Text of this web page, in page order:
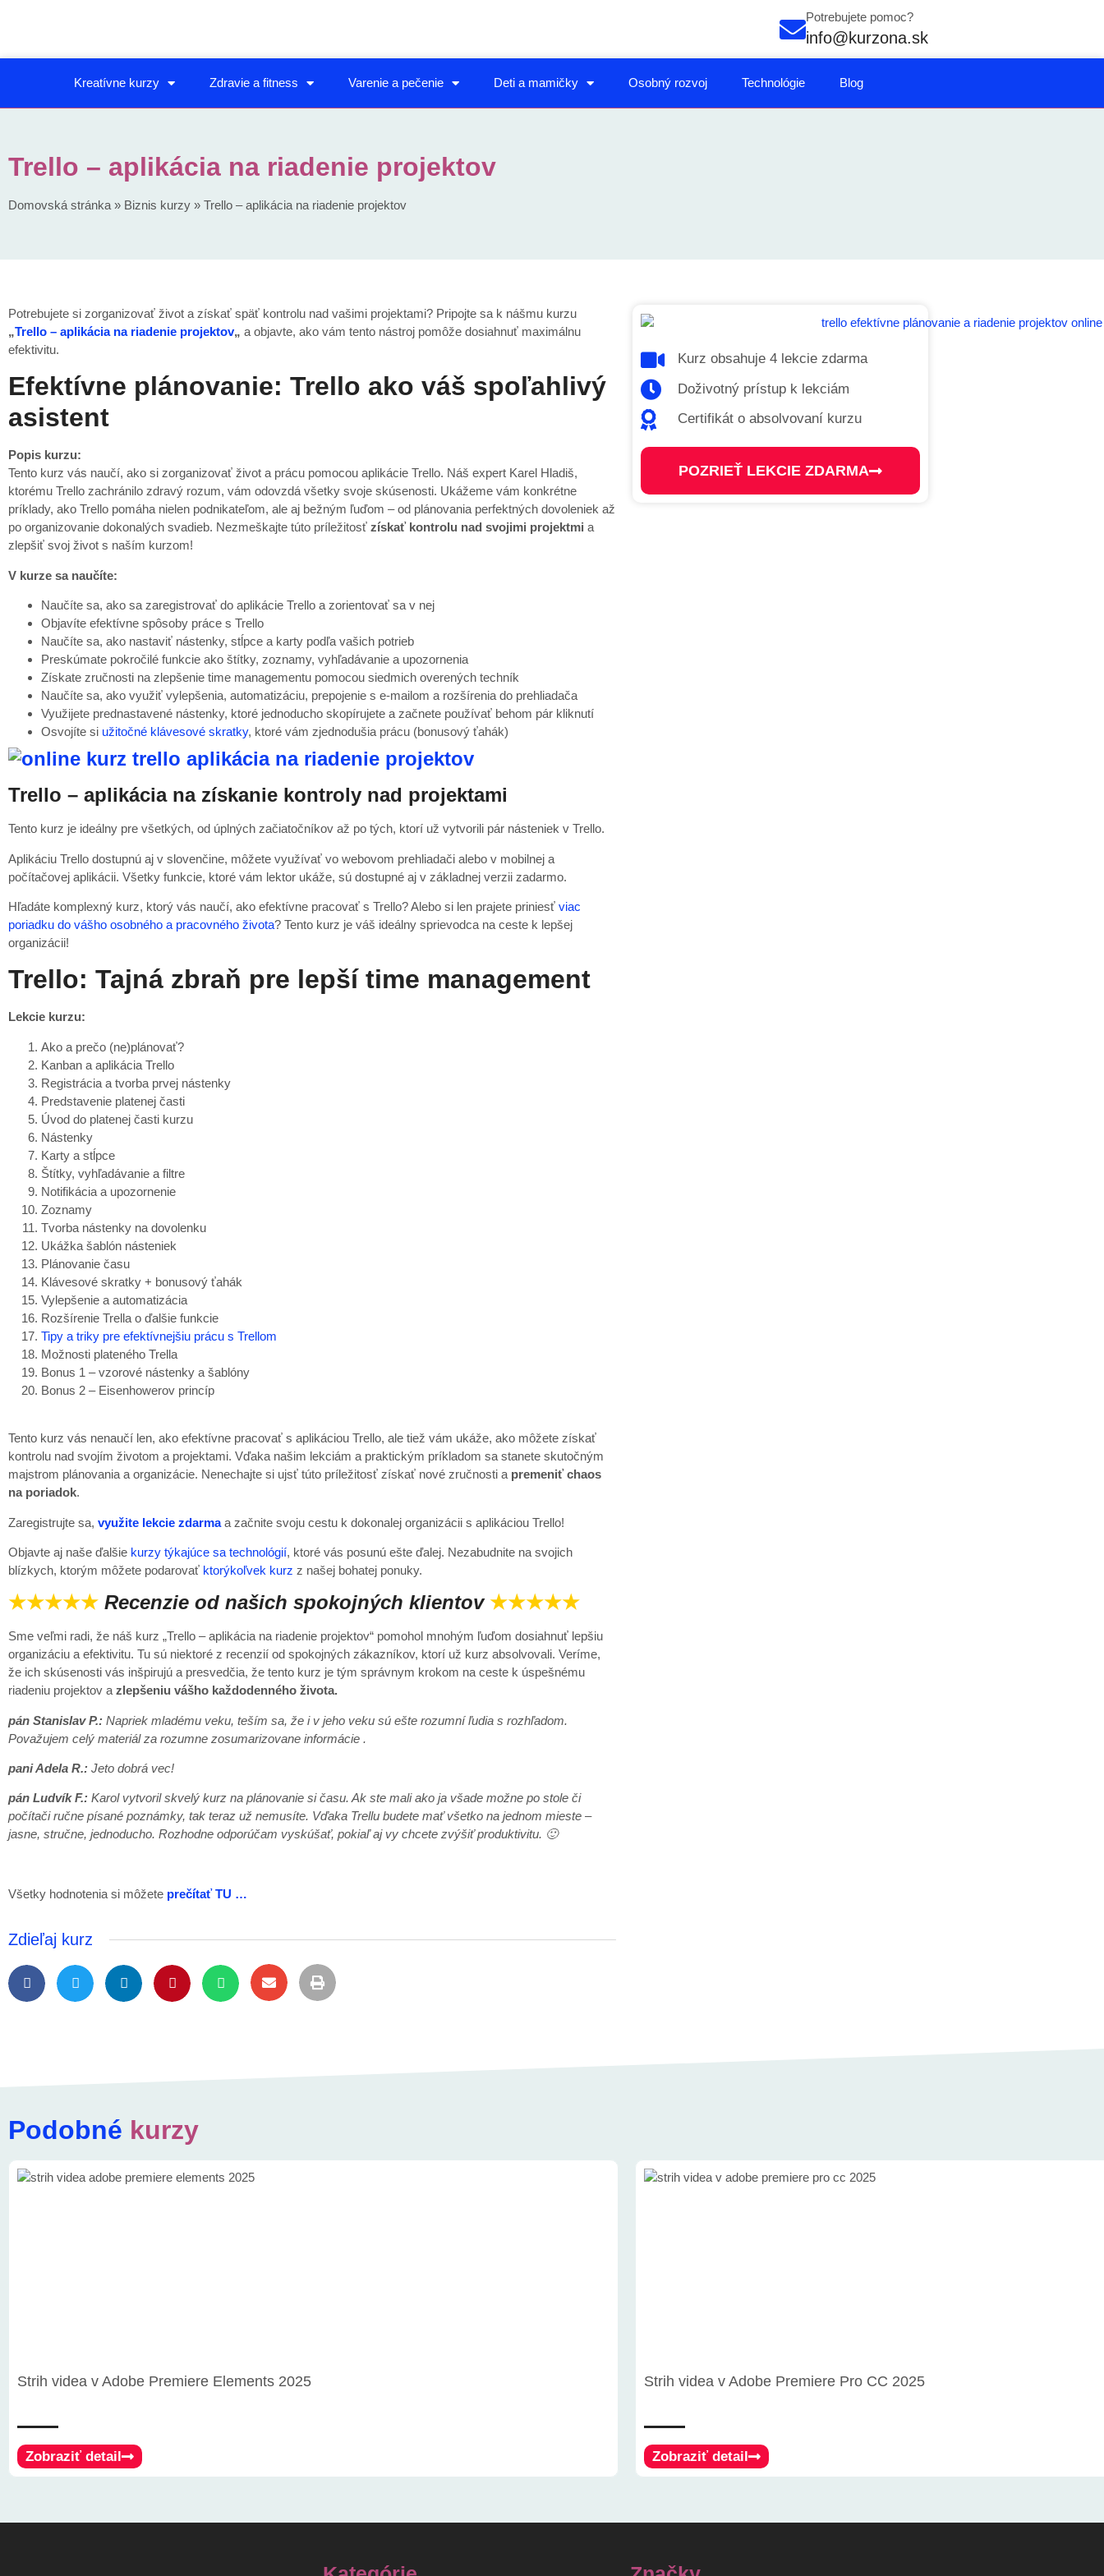
Potrebujete pomoc?
info@kurzona.sk
Kreatívne kurzy Zdravie a fitness Varenie a pečenie Deti a mamičky Osobný rozvoj Technológie Blog
Trello – aplikácia na riadenie projektov
Domovská stránka » Biznis kurzy » Trello – aplikácia na riadenie projektov
Potrebujete si zorganizovať život a získať späť kontrolu nad vašimi projektami? Pripojte sa k nášmu kurzu
„Trello – aplikácia na riadenie projektov„ a objavte, ako vám tento nástroj pomôže dosiahnuť maximálnu
efektivitu.
Efektívne plánovanie: Trello ako váš spoľahlivý
asistent
Popis kurzu:
Tento kurz vás naučí, ako si zorganizovať život a prácu pomocou aplikácie Trello. Náš expert Karel Hladiš,
ktorému Trello zachránilo zdravý rozum, vám odovzdá všetky svoje skúsenosti. Ukážeme vám konkrétne
príklady, ako Trello pomáha nielen podnikateľom, ale aj bežným ľuďom – od plánovania perfektných dovoleniek až
po organizovanie dokonalých svadieb. Nezmeškajte túto príležitosť získať kontrolu nad svojimi projektmi a
zlepšiť svoj život s naším kurzom!
V kurze sa naučíte:
Naučíte sa, ako sa zaregistrovať do aplikácie Trello a zorientovať sa v nej
Objavíte efektívne spôsoby práce s Trello
Naučíte sa, ako nastaviť nástenky, stĺpce a karty podľa vašich potrieb
Preskúmate pokročilé funkcie ako štítky, zoznamy, vyhľadávanie a upozornenia
Získate zručnosti na zlepšenie time managementu pomocou siedmich overených techník
Naučíte sa, ako využiť vylepšenia, automatizáciu, prepojenie s e-mailom a rozšírenia do prehliadača
Využijete prednastavené nástenky, ktoré jednoducho skopírujete a začnete používať behom pár kliknutí
Osvojíte si užitočné klávesové skratky, ktoré vám zjednodušia prácu (bonusový ťahák)
Trello – aplikácia na získanie kontroly nad projektami
Tento kurz je ideálny pre všetkých, od úplných začiatočníkov až po tých, ktorí už vytvorili pár násteniek v Trello.
Aplikáciu Trello dostupnú aj v slovenčine, môžete využívať vo webovom prehliadači alebo v mobilnej a
počítačovej aplikácii. Všetky funkcie, ktoré vám lektor ukáže, sú dostupné aj v základnej verzii zadarmo.
Hľadáte komplexný kurz, ktorý vás naučí, ako efektívne pracovať s Trello? Alebo si len prajete priniesť viac
poriadku do vášho osobného a pracovného života? Tento kurz je váš ideálny sprievodca na ceste k lepšej
organizácii!
Trello: Tajná zbraň pre lepší time management
Lekcie kurzu:
Ako a prečo (ne)plánovať?
Kanban a aplikácia Trello
Registrácia a tvorba prvej nástenky
Predstavenie platenej časti
Úvod do platenej časti kurzu
Nástenky
Karty a stĺpce
Štítky, vyhľadávanie a filtre
Notifikácia a upozornenie
Zoznamy
Tvorba nástenky na dovolenku
Ukážka šablón násteniek
Plánovanie času
Klávesové skratky + bonusový ťahák
Vylepšenie a automatizácia
Rozšírenie Trella o ďalšie funkcie
Tipy a triky pre efektívnejšiu prácu s Trellom
Možnosti plateného Trella
Bonus 1 – vzorové nástenky a šablóny
Bonus 2 – Eisenhowerov princíp
Tento kurz vás nenaučí len, ako efektívne pracovať s aplikáciou Trello, ale tiež vám ukáže, ako môžete získať
kontrolu nad svojím životom a projektami. Vďaka našim lekciám a praktickým príkladom sa stanete skutočným
majstrom plánovania a organizácie. Nenechajte si ujsť túto príležitosť získať nové zručnosti a premeniť chaos
na poriadok.
Zaregistrujte sa, využite lekcie zdarmaa začnite svoju cestu k dokonalej organizácii s aplikáciou Trello!
Objavte aj naše ďalšie kurzy týkajúce sa technológií, ktoré vás posunú ešte ďalej. Nezabudnite na svojich
blízkych, ktorým môžete podarovať ktorýkoľvek kurz z našej bohatej ponuky.
★★★★★ Recenzie od našich spokojných klientov ★★★★★
Sme veľmi radi, že náš kurz „Trello – aplikácia na riadenie projektov“ pomohol mnohým ľuďom dosiahnuť lepšiu
organizáciu a efektivitu. Tu sú niektoré z recenzií od spokojných zákazníkov, ktorí už kurz absolvovali. Veríme,
že ich skúsenosti vás inšpirujú a presvedčia, že tento kurz je tým správnym krokom na ceste k úspešnému
riadeniu projektov a zlepšeniu vášho každodenného života.
pán Stanislav P.: Napriek mladému veku, teším sa, že i v jeho veku sú ešte rozumní ľudia s rozhľadom.
Považujem celý materiál za rozumne zosumarizovane informácie .
pani Adela R.: Jeto dobrá vec!
pán Ludvík F.: Karol vytvoril skvelý kurz na plánovanie si času. Ak ste mali ako ja všade možne po stole či
počítači ručne písané poznámky, tak teraz už nemusíte. Vďaka Trellu budete mať všetko na jednom mieste –
jasne, stručne, jednoducho. Rozhodne odporúčam vyskúšať, pokiaľ aj vy chcete zvýšiť produktivitu. 🙂
Všetky hodnotenia si môžete prečítať TU …
Zdieľaj kurz
Kurz obsahuje 4 lekcie zdarma
Doživotný prístup k lekciám
Certifikát o absolvovaní kurzu
POZRIEŤ LEKCIE ZDARMA
Podobné kurzy
Strih videa v Adobe Premiere Elements 2025
Zobraziť detail
Strih videa v Adobe Premiere Pro CC 2025
Zobraziť detail